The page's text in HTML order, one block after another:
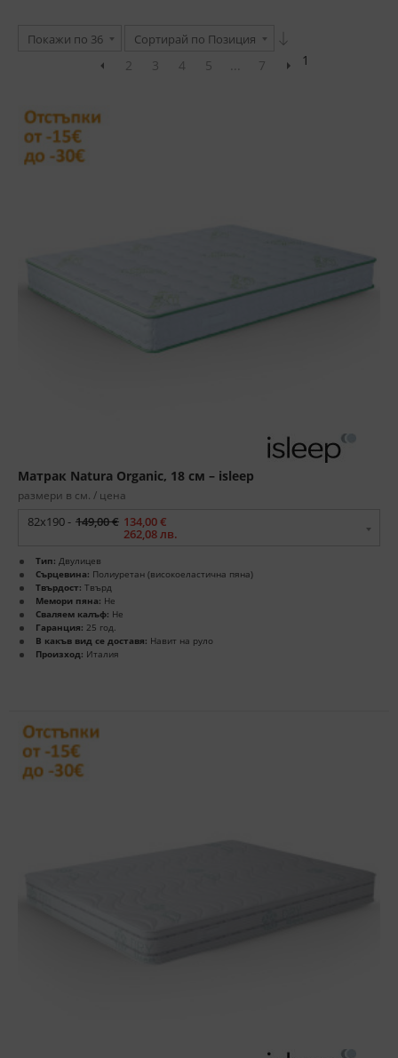
Покажи по 36 Сортирай по Позиция
1
2 3 4 5 7
Матрак Natura Organic, 18 см – isleep
размери в см. / цена
82x190 - 149,00 € 134,00 €
262,08 лв.
Тип: Двулицев
Сърцевина: Полиуретан (високоеластична пяна)
Твърдост: Твърд
Мемори пяна: Не
Сваляем калъф: Не
Гаранция: 25 год.
В какъв вид се доставя: Навит на руло
Произход: Италия